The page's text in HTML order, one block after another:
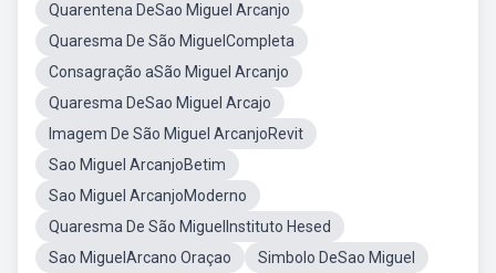
Quarentena DeSao Miguel Arcanjo
Quaresma De São MiguelCompleta
Consagração aSão Miguel Arcanjo
Quaresma DeSao Miguel Arcajo
Imagem De São Miguel ArcanjoRevit
Sao Miguel ArcanjoBetim
Sao Miguel ArcanjoModerno
Quaresma De São MiguelInstituto Hesed
Sao MiguelArcano Oraçao
Simbolo DeSao Miguel